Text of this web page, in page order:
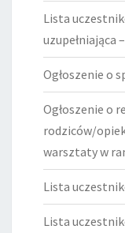
Lista
uzupełniająca
Ogłoszenie o
Ogłoszenie o
rodziców/
warsztaty w
Lista
Lista